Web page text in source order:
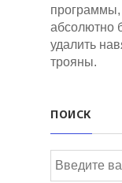
программы,
абсолютно
удалить
трояны.
ПОИСК